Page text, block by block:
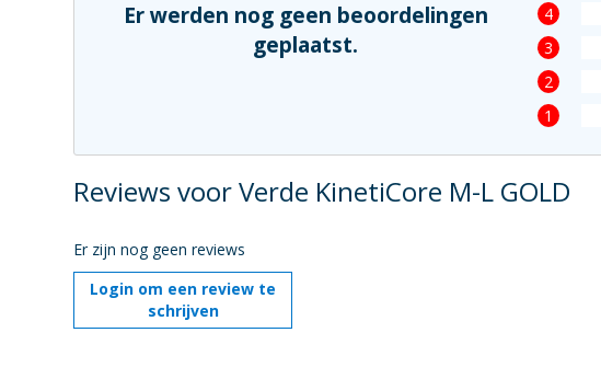
Er werden nog geen beoordelingen
geplaatst.
4
3
2
1
Reviews voor Verde KinetiCore M-L GOLD
Er zijn nog geen reviews
Login om een review te
schrijven